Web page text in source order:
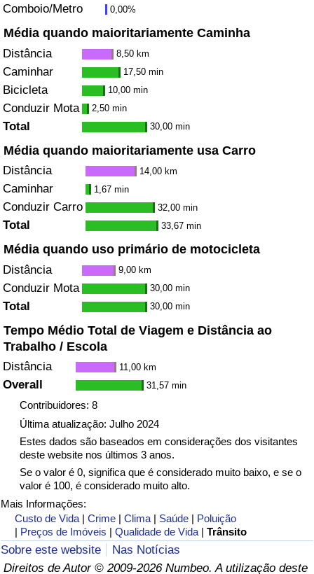
Comboio/Metro 0,00%
Média quando maioritariamente Caminha
Distância 8,50 km
Caminhar 17,50 min
Bicicleta 10,00 min
Conduzir Mota 2,50 min
Total 30,00 min
Média quando maioritariamente usa Carro
Distância 14,00 km
Caminhar 1,67 min
Conduzir Carro 32,00 min
Total 33,67 min
Média quando uso primário de motocicleta
Distância 9,00 km
Conduzir Mota 30,00 min
Total 30,00 min
Tempo Médio Total de Viagem e Distância ao
Trabalho / Escola
Distância 11,00 km
Overall 31,57 min
Contribuidores: 8
Última atualização: Julho 2024
Estes dados são baseados em considerações dos visitantes
deste website nos últimos 3 anos.
Se o valor é 0, significa que é considerado muito baixo, e se o
valor é 100, é considerado muito alto.
Mais Informações:
Custo de Vida |Crime |Clima | Saúde | Poluição
| Preços de Imóveis |Qualidade de Vida |Trânsito
Sobre este website
Nas Notícias
Direitos de Autor © 2009-2026 Numbeo. A utilização deste
Indicador de Trânsito (Atual)
Indicador de Trânsito por País